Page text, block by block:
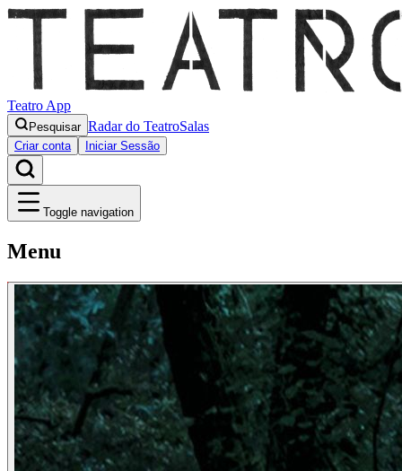
Teatro App
Pesquisar Radar do TeatroSalas
Criar conta Iniciar Sessão
Toggle navigation
Menu